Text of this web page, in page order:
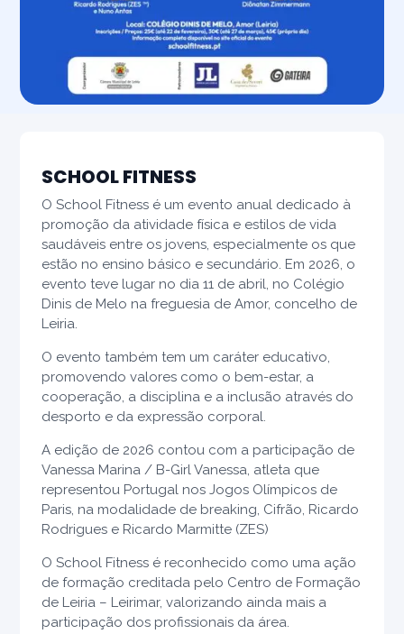
SCHOOL FITNESS
O School Fitness é um evento anual dedicado à
promoção da atividade física e estilos de vida
saudáveis entre os jovens, especialmente os que
estão no ensino básico e secundário. Em 2026, o
evento teve lugar no dia 11 de abril, no Colégio
Dinis de Melo na freguesia de Amor, concelho de
Leiria.
O evento também tem um caráter educativo,
promovendo valores como o bem-estar, a
cooperação, a disciplina e a inclusão através do
desporto e da expressão corporal.
A edição de 2026 contou com a participação de
Vanessa Marina / B-Girl Vanessa, atleta que
representou Portugal nos Jogos Olímpicos de
Paris, na modalidade de breaking, Cifrão, Ricardo
Rodrigues e Ricardo Marmitte (ZES)
O School Fitness é reconhecido como uma ação
de formação creditada pelo Centro de Formação
de Leiria – Leirimar, valorizando ainda mais a
participação dos profissionais da área.